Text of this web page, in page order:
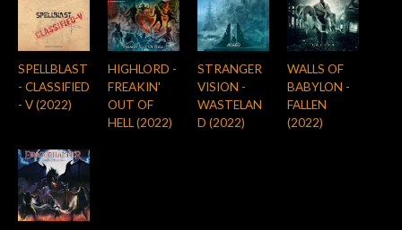
SPELLBLAST
- CLASSIFIED
- V (2022)
HIGHLORD -
FREAKIN'
OUT OF
HELL (2022)
STRANGER
VISION -
WASTELAN
D (2022)
WALLS OF
BABYLON -
FALLEN
(2022)